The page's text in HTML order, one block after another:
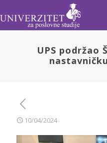
UPS podržao
10/04/2024